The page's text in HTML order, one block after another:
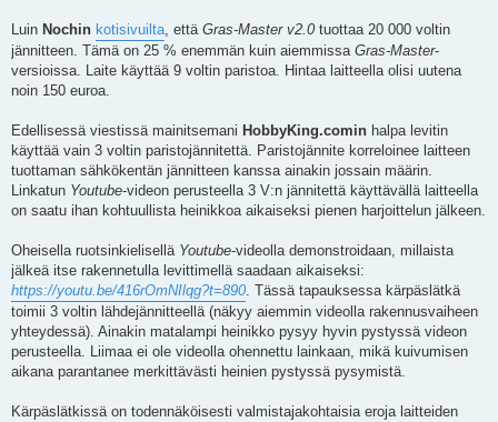
Luin Nochin kotisivuilta, että Gras-Master v2.0 tuottaa 20 000 voltin
jännitteen. Tämä on 25 % enemmän kuin aiemmissa Gras-Master-
versioissa. Laite käyttää 9 voltin paristoa. Hintaa laitteella olisi uutena
noin 150 euroa.
Edellisessä viestissä mainitsemani HobbyKing.comin halpa levitin
käyttää vain 3 voltin paristojännitettä. Paristojännite korreloinee laitteen
tuottaman sähkökentän jännitteen kanssa ainakin jossain määrin.
Linkatun Youtube-videon perusteella 3 V:n jännitettä käyttävällä laitteella
on saatu ihan kohtuullista heinikkoa aikaiseksi pienen harjoittelun jälkeen.
Oheisella ruotsinkielisellä Youtube-videolla demonstroidaan, millaista
jälkeä itse rakennetulla levittimellä saadaan aikaiseksi:
https://youtu.be/416rOmNIlqg?t=890. Tässä tapauksessa kärpäslätkä
toimii 3 voltin lähdejännitteellä (näkyy aiemmin videolla rakennusvaiheen
yhteydessä). Ainakin matalampi heinikko pysyy hyvin pystyssä videon
perusteella. Liimaa ei ole videolla ohennettu lainkaan, mikä kuivumisen
aikana parantanee merkittävästi heinien pystyssä pysymistä.
Kärpäslätkissä on todennäköisesti valmistajakohtaisia eroja laitteiden